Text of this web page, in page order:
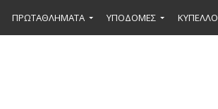
ΠΡΩΤΑΘΛΗΜΑΤΑ ΥΠΟΔΟΜΕΣ ΚΥΠΕΛΛΟ